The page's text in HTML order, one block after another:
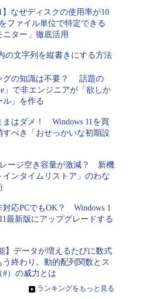
】なぜディスクの使用率が10
ファイル単位で特定できる
ニター」徹底活用
の文字列を縦書きにする方法
グの知識は不要？ 話題の
」で非エンジニアが「欲しか
ル」を作る
まはダメ！ Windows 11を買
すべき「おせっかいな初期設
レージ空き容量が激減？ 新機
インタイムリストア」のわな
対応PCでもOK？ Windows 1
最新版にアップグレードする
】データが増えるたびに数式
う終わり。動的配列関数とス
#）の威力とは
» ランキングをもっと見る